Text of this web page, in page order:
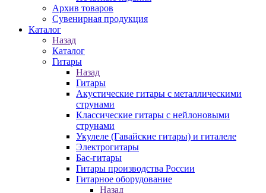
Архив товаров
Сувенирная продукция
Каталог
Назад
Каталог
Гитары
Назад
Гитары
Акустические гитары с металлическими
струнами
Классические гитары с нейлоновыми
струнами
Укулеле (Гавайские гитары) и гиталеле
Электрогитары
Бас-гитары
Гитары производства России
Гитарное оборудование
Назад